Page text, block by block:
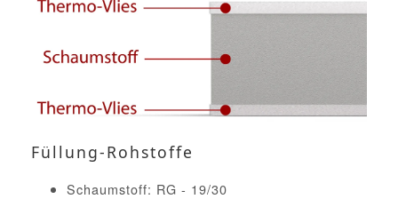
Füllung-Rohstoffe
Schaumstoff: RG - 19/30